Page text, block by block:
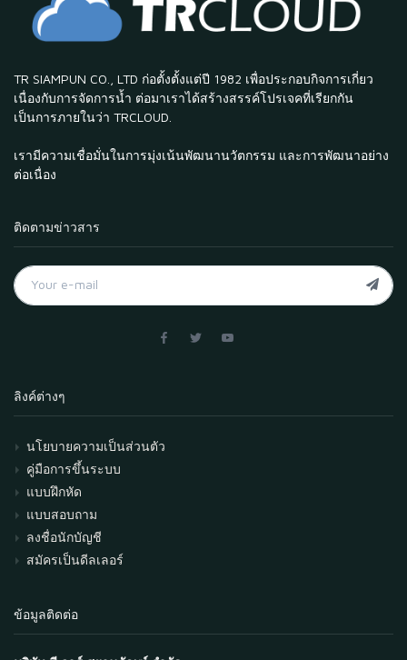
TR SIAMPUN CO., LTD ก่อตั้งตั้งแต่ปี 1982 เพื่อประกอบกิจการเกี่ยว
เนื่องกับการจัดการน้ำ ต่อมาเราได้สร้างสรรค์โปรเจคที่เรียกกัน
เป็นการภายในว่า TRCLOUD.
เรามีความเชื่อมั่นในการมุ่งเน้นพัฒนานวัตกรรม และการพัฒนาอย่าง
ต่อเนื่อง
ติดตามข่าวสาร
ลิงค์ต่างๆ
นโยบายความเป็นส่วนตัว
คู่มือการขึ้นระบบ
แบบฝึกหัด
แบบสอบถาม
ลงชื่อนักบัญชี
สมัครเป็นดีลเลอร์
ข้อมูลติดต่อ